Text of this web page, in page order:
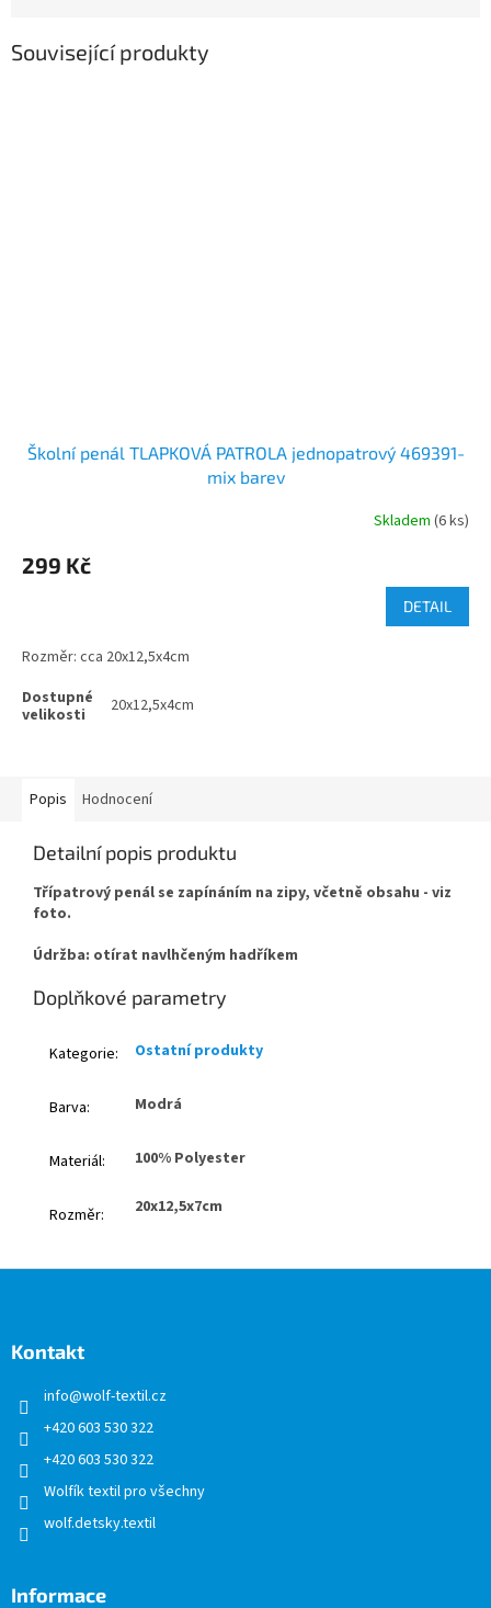
Související produkty
Školní penál TLAPKOVÁ PATROLA jednopatrový 469391-
mix barev
Skladem (6 ks)
299 Kč
DETAIL
Rozměr: cca 20x12,5x4cm
20x12,5x4cm
Popis Hodnocení
Detailní popis produktu
Třípatrový penál se zapínáním na zipy, včetně obsahu - viz
foto.
Údržba: otírat navlhčeným hadříkem
Doplňkové parametry
Kategorie: Ostatní produkty
Barva: Modrá
Materiál: 100% Polyester
Rozměr: 20x12,5x7cm
Kontakt
info@wolf-textil.cz
+420 603 530 322
+420 603 530 322
Wolfík textil pro všechny
wolf.detsky.textil
Informace